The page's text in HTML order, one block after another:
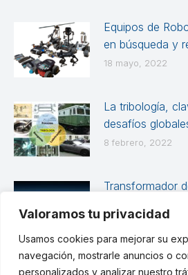
Valoramos tu privacidad
Usamos cookies para mejorar su
navegación, mostrarle anuncios o
personalizados y analizar nuestro
Equipos de
en búsqueda y
18 mayo, 2022
La tribología,
desafíos
8 febrero, 2022
Transformador
potencia
15 diciembre, 2021